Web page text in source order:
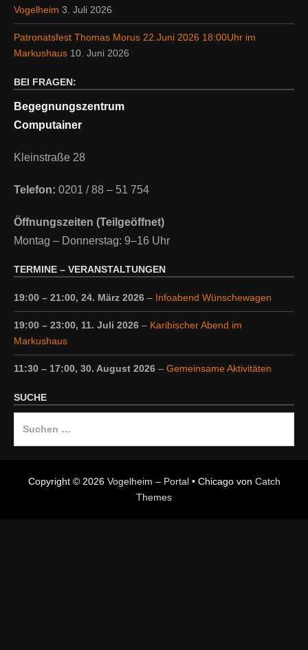
Vogelheim 3. Juli 2026
Patronatsfest Thomas Morus 22.Juni 2026 18:00Uhr im
Markushaus 10. Juni 2026
BEI FRAGEN:
Begegnungszentrum
Computainer
Kleinstraße 28
Telefon: 0201 / 88 – 51 754
Öffnungszeiten (Teilgeöffnet)
Montag – Donnerstag: 9–16 Uhr
TERMINE – VERANSTALTUNGEN
19:00 – 21:00, 24. März 2026 – Infoabend Wünschewagen
19:00 – 23:00, 11. Juli 2026 – Karibischer Abend im
Markushaus
11:30 – 17:00, 30. August 2026 – Gemeinsame Aktivitäten
SUCHE
Copyright © 2026 Vogelheim – Portal• Chicago von Catch
Themes